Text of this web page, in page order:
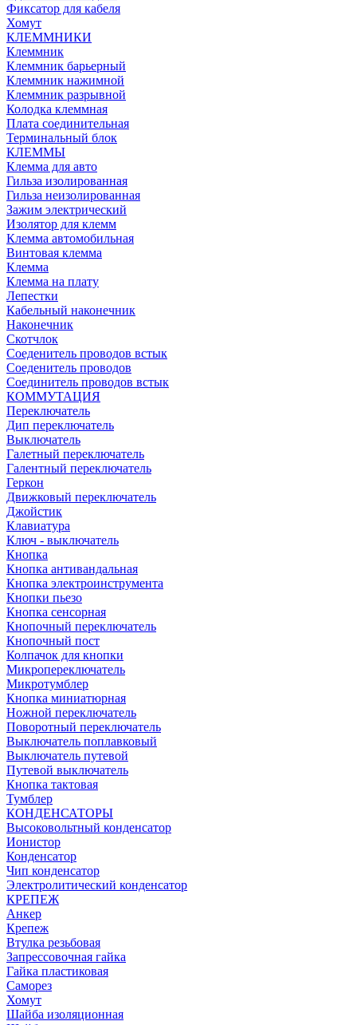
Фиксатор для кабеля
Хомут
КЛЕММНИКИ
Клеммник
Клеммник барьерный
Клеммник нажимной
Клеммник разрывной
Колодка клеммная
Плата соединительная
Терминальный блок
КЛЕММЫ
Клемма для авто
Гильза изолированная
Гильза неизолированная
Зажим электрический
Изолятор для клемм
Клемма автомобильная
Винтовая клемма
Клемма
Клемма на плату
Лепестки
Кабельный наконечник
Наконечник
Скотчлок
Соеденитель проводов встык
Соеденитель проводов
Соединитель проводов встык
КОММУТАЦИЯ
Переключатель
Дип переключатель
Выключатель
Галетный переключатель
Галентный переключатель
Геркон
Движковый переключатель
Джойстик
Клавиатура
Ключ - выключатель
Кнопка
Кнопка антивандальная
Кнопка электроинструмента
Кнопки пьезо
Кнопка сенсорная
Кнопочный переключатель
Кнопочный пост
Колпачок для кнопки
Микропереключатель
Микротумблер
Кнопка миниатюрная
Ножной переключатель
Поворотный переключатель
Выключатель поплавковый
Выключатель путевой
Путевой выключатель
Кнопка тактовая
Тумблер
КОНДЕНСАТОРЫ
Высоковольтный конденсатор
Ионистор
Конденсатор
Чип конденсатор
Электролитический конденсатор
КРЕПЕЖ
Анкер
Крепеж
Втулка резьбовая
Запрессовочная гайка
Гайка пластиковая
Саморез
Хомут
Шайба изоляционная